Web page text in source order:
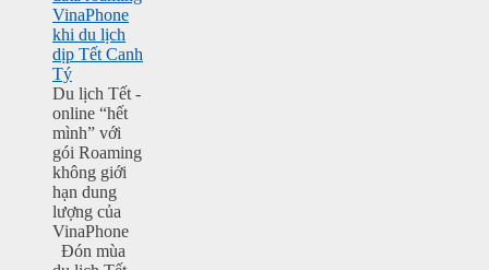
VinaPhone
khi du lịch
dịp Tết Canh
Tý
Du lịch Tết -
online “hết
mình” với
gói Roaming
không giới
hạn dung
lượng của
VinaPhone
Đón mùa